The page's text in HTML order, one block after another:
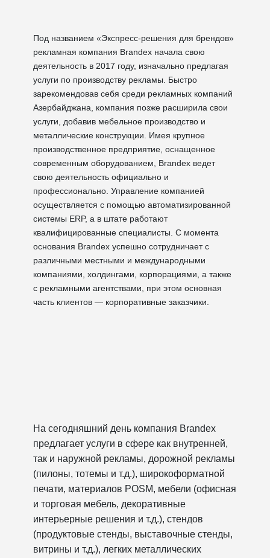
Под названием «Экспресс-решения для брендов»
рекламная компания Brandex начала свою
деятельность в 2017 году, изначально предлагая
услуги по производству рекламы. Быстро
зарекомендовав себя среди рекламных компаний
Азербайджана, компания позже расширила свои
услуги, добавив мебельное производство и
металлические конструкции. Имея крупное
производственное предприятие, оснащенное
современным оборудованием, Brandex ведет
свою деятельность официально и
профессионально. Управление компанией
осуществляется с помощью автоматизированной
системы ERP, а в штате работают
квалифицированные специалисты. С момента
основания Brandex успешно сотрудничает с
различными местными и международными
компаниями, холдингами, корпорациями, а также
с рекламными агентствами, при этом основная
часть клиентов — корпоративные заказчики.
На сегодняшний день компания Brandex
предлагает услуги в сфере как внутренней,
так и наружной рекламы, дорожной рекламы
(пилоны, тотемы и т.д.), широкоформатной
печати, материалов POSM, мебели (офисная
и торговая мебель, декоративные
интерьерные решения и т.д.), стендов
(продуктовые стенды, выставочные стенды,
витрины и т.д.), легких металлических